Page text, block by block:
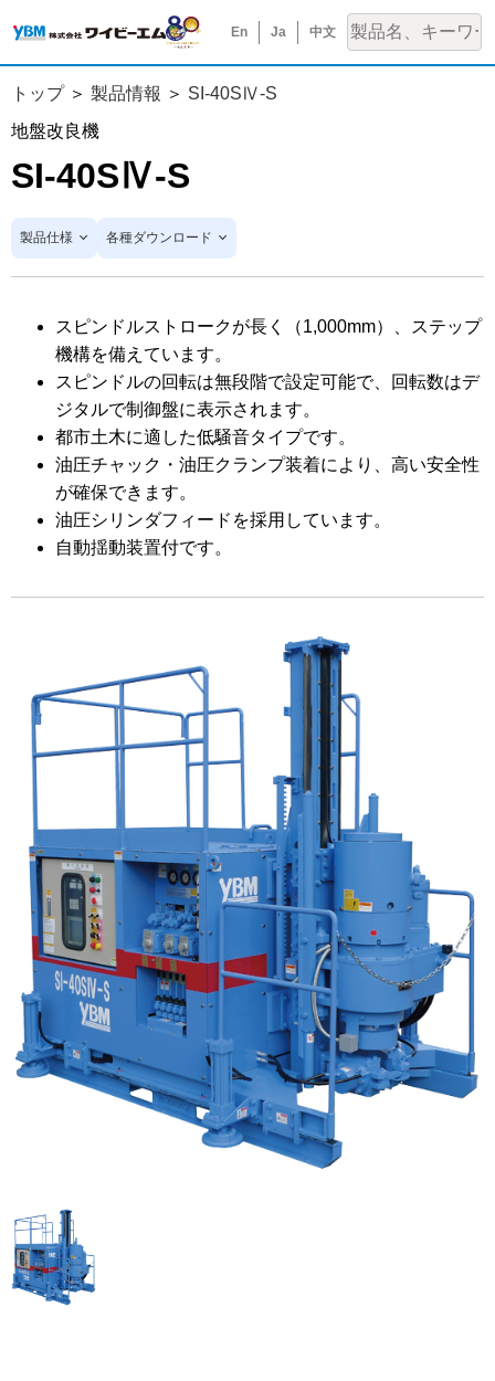
En Ja 中文
トップ 製品情報
SI-40SⅣ-S
地盤改良機
SI-40SⅣ-S
製品仕様 各種ダウンロード
スピンドルストロークが長く（1,000mm）、ステップ
機構を備えています。
スピンドルの回転は無段階で設定可能で、回転数はデ
ジタルで制御盤に表示されます。
都市土木に適した低騒音タイプです。
油圧チャック・油圧クランプ装着により、高い安全性
が確保できます。
油圧シリンダフィードを採用しています。
自動揺動装置付です。